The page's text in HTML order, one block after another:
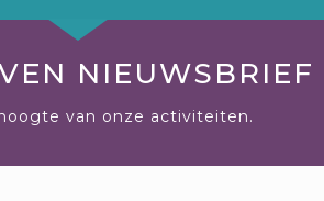
NIEUWSBRIEF
van onze activiteiten.